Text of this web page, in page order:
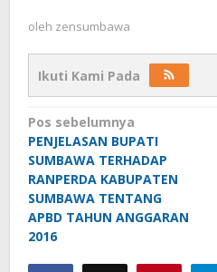
oleh zensumbawa
Ikuti Kami Pada
Navigasi
pos
Pos sebelumnya
PENJELASAN BUPATI
SUMBAWA TERHADAP
RANPERDA KABUPATEN
SUMBAWA TENTANG
APBD TAHUN ANGGARAN
2016